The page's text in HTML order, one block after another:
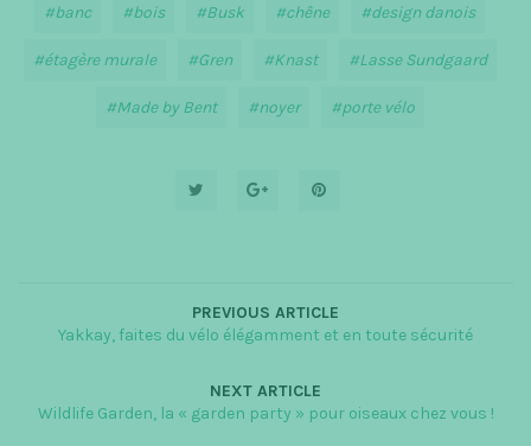
banc bois Busk chêne design danois
étagère murale Gren Knast Lasse Sundgaard
Made by Bent noyer porte vélo
PREVIOUS ARTICLE
Yakkay, faites du vélo élégamment et en toute sécurité
NEXT ARTICLE
Wildlife Garden, la « garden party » pour oiseaux chez vous !